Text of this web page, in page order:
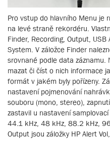
Pro vstup do hlavního Menu je
na levé straně rekordéru.
Finder, Recording, Output,
System. V záložce Finder
srovnané podle data záznamu.
mazat či číst o nich informace
formát v jakém byly pořízeny.
nastavení pojmenování
souboru (mono, stereo),
zastavil u nastavení
44.1 kHz, 48 kHz, 88.2 kHz,
Output jsou záložky HP Alert